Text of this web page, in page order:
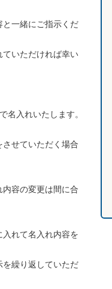
と一緒にご指示くだ
ていただければ幸い
名入れいたします。
せていただく場合
容の変更は間に合
れて名入れ内容を
繰り返していただ